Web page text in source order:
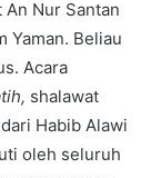
Nur Santan
Yaman. Beliau
Acara
shalawat
Habib Alawi
oleh seluruh